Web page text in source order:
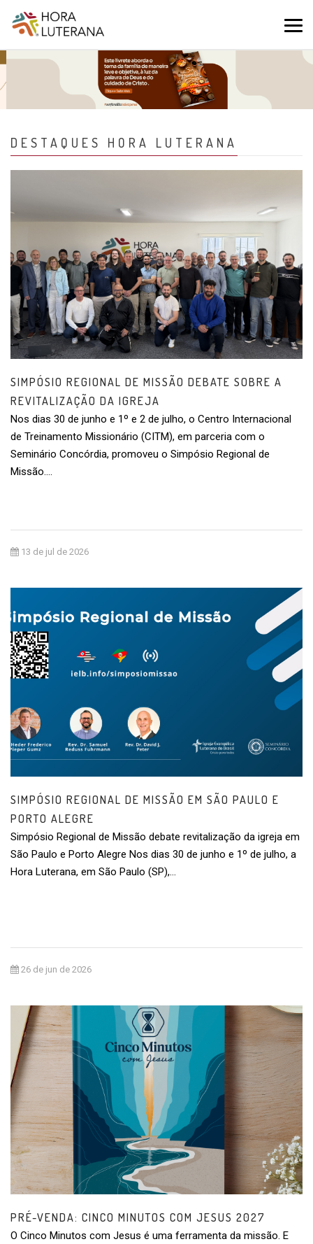
DESTAQUES HORA LUTERANA
SIMPÓSIO REGIONAL DE MISSÃO DEBATE SOBRE A
REVITALIZAÇÃO DA IGREJA
Nos dias 30 de junho e 1º e 2 de julho, o Centro Internacional
de Treinamento Missionário (CITM), em parceria com o
Seminário Concórdia, promoveu o Simpósio Regional de
Missão….
13 de jul de 2026
SIMPÓSIO REGIONAL DE MISSÃO EM SÃO PAULO E
PORTO ALEGRE
Simpósio Regional de Missão debate revitalização da igreja em
São Paulo e Porto Alegre Nos dias 30 de junho e 1º de julho, a
Hora Luterana, em São Paulo (SP),…
26 de jun de 2026
PRÉ-VENDA: CINCO MINUTOS COM JESUS 2027
O Cinco Minutos com Jesus é uma ferramenta da missão. E